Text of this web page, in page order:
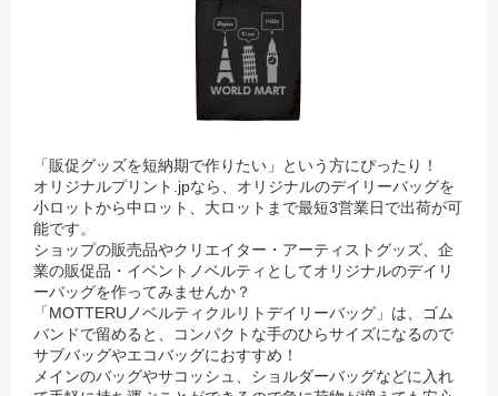
「販促グッズを短納期で作りたい」という方にぴったり！
オリジナルプリント.jpなら、オリジナルのデイリーバッグを
小ロットから中ロット、大ロットまで最短3営業日で出荷が可
能です。
ショップの販売品やクリエイター・アーティストグッズ、企
業の販促品・イベントノベルティとしてオリジナルのデイリ
ーバッグを作ってみませんか？
「MOTTERUノベルティクルリトデイリーバッグ」は、ゴム
バンドで留めると、コンパクトな手のひらサイズになるので
サブバッグやエコバッグにおすすめ！
メインのバッグやサコッシュ、ショルダーバッグなどに入れ